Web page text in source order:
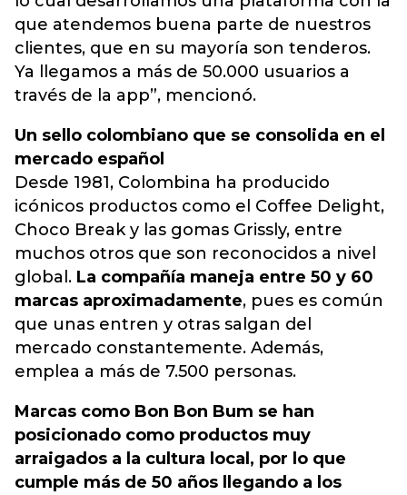
que atendemos buena parte de nuestros
clientes, que en su mayoría son tenderos.
Ya llegamos a más de 50.000 usuarios a
través de la app”, mencionó.
Un sello colombiano que se consolida en el
mercado español
Desde 1981, Colombina ha producido
icónicos productos como el Coffee Delight,
Choco Break y las gomas Grissly, entre
muchos otros que son reconocidos a nivel
global. La compañía maneja entre 50 y 60
marcas aproximadamente, pues es común
que unas entren y otras salgan del
mercado constantemente. Además,
emplea a más de 7.500 personas.
Marcas como Bon Bon Bum se han
posicionado como productos muy
arraigados a la cultura local, por lo que
cumple más de 50 años llegando a los